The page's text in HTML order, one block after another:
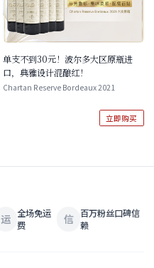
单支不到30元！波尔多大区原瓶进
口，典雅设计混酿红！
Chartan Reserve Bordeaux 2021
立即购买
运 全场免运
费
信 百万粉丝口碑信
赖